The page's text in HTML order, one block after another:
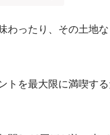
わったり、その土地
トを最大限に満喫す